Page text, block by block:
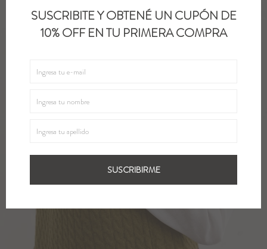
SUSCRIBITE Y OBTENÉ UN CUPÓN DE
10% OFF EN TU PRIMERA COMPRA
SUSCRIBIRME